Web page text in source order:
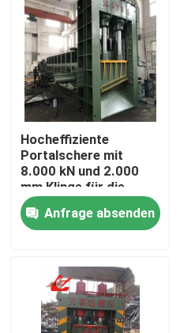
Zu Hause
Über uns
Hocheffiziente
Portalschere mit
8.000 kN und 2.000
mm Klinge für die
Verarbeitung
schwerer Schrotte
Anfrage absenden